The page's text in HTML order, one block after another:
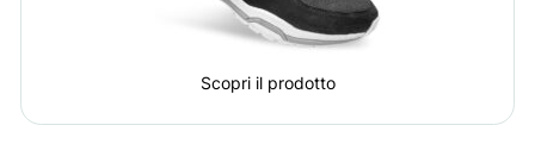
Scopri il prodotto